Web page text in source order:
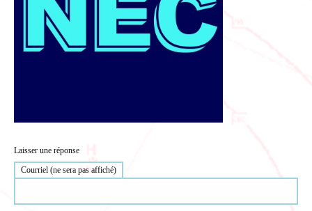
Laisser une réponse
Courriel (ne sera pas affiché)